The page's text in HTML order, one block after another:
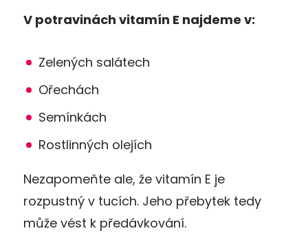
V potravinách vitamín E najdeme v:
Zelených salátech
Ořechách
Semínkách
Rostlinných olejích
Nezapomeňte ale, že vitamín E je
rozpustný v tucích. Jeho přebytek tedy
může vést k předávkování.